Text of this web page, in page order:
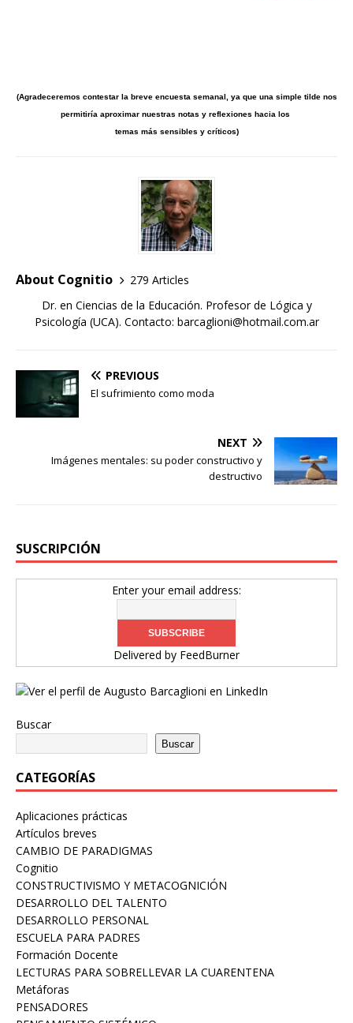
(Agradeceremos contestar la breve encuesta semanal, ya que una simple tilde nos
permitiría aproximar nuestras notas y reflexiones hacia los
temas más sensibles y críticos)
About Cognitio
279 Articles
Dr. en Ciencias de la Educación. Profesor de Lógica y
Psicología (UCA). Contacto: barcaglioni@hotmail.com.ar
PREVIOUS
El sufrimiento como moda
NEXT
Imágenes mentales: su poder constructivo y
destructivo
SUSCRIPCIÓN
Enter your email address:
Delivered by FeedBurner
Buscar
Buscar
CATEGORÍAS
Aplicaciones prácticas
Artículos breves
CAMBIO DE PARADIGMAS
Cognitio
CONSTRUCTIVISMO Y METACOGNICIÓN
DESARROLLO DEL TALENTO
DESARROLLO PERSONAL
ESCUELA PARA PADRES
Formación Docente
LECTURAS PARA SOBRELLEVAR LA CUARENTENA
Metáforas
PENSADORES